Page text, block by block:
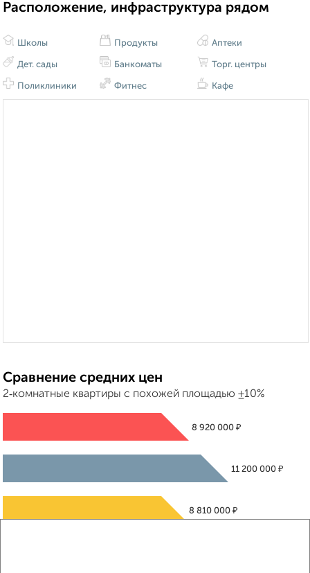
Расположение, инфраструктура рядом
Школы
Дет. сады
Поликлиники
Продукты
Банкоматы
Фитнес
Аптеки
Торг. центры
Кафе
Сравнение средних цен
2‑комнатные квартиры с похожей площадью ±10%
8 920 000 ₽
11 200 000 ₽
8 810 000 ₽